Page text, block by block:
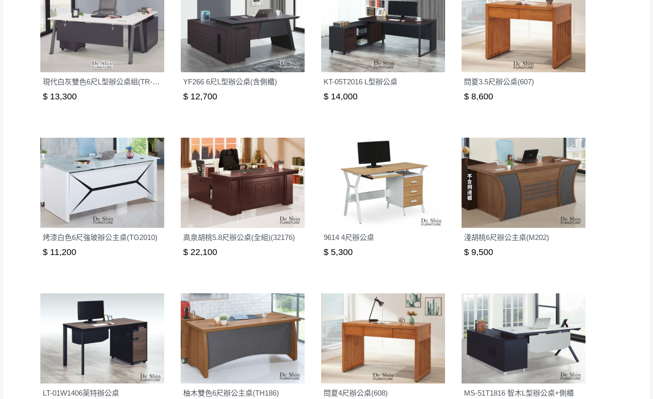
現代白灰雙色6尺L型辦公桌組(TR-142)
$ 13,300
YF266 6尺L型辦公桌(含側櫃)
$ 12,700
KT-05T2016 L型辦公桌
$ 14,000
問夏3.5尺辦公桌(607)
$ 8,600
烤漆白色6尺強玻辦公主桌(TG2010)
$ 11,200
高泉胡桃5.8尺辦公桌(全組)(32176)
$ 22,100
9614 4尺辦公桌
$ 5,300
淺胡桃6尺辦公主桌(M202)
$ 9,500
LT-01W1406萊特辦公桌 柚木雙色6尺辦公主桌(TH186) 問夏4尺辦公桌(608) MS-51T1816 智木L型辦公桌+側櫃